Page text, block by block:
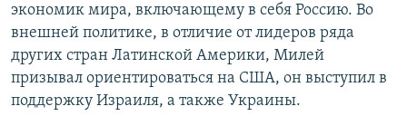
экономик мира, включающему в себя Россию. Во
внешней политике, в отличие от лидеров ряда
других стран Латинской Америки, Милей
призывал ориентироваться на США, он выступил в
поддержку Израиля, а также Украины.